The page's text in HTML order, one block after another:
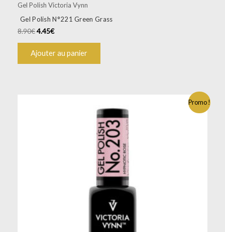
Gel Polish Victoria Vynn
Gel Polish N°221 Green Grass
8.90€4.45€
Ajouter au panier
Promo !